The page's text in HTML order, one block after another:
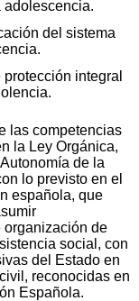
adolescencia.
del sistema
integral
las competencias
la Ley Orgánica,
de la
lo previsto en el
española, que
organización de
social, con
del Estado en
reconocidas en
Española.